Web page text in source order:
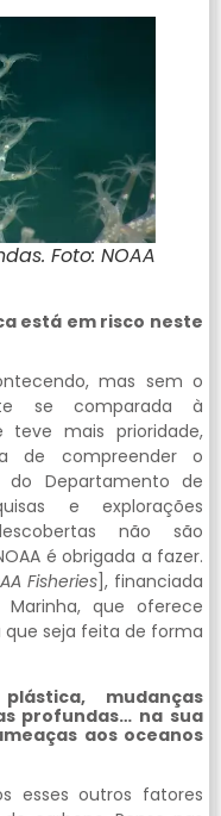
Foto: NOAA
está em risco neste
mas sem o
se comparada à
teve mais prioridade,
de compreender o
do Departamento de
e explorações
não são
é obrigada a fazer.
Fisheries ], financiada
que oferece
que seja feita de forma
mudanças
profundas… na sua
aos oceanos
esses outros fatores